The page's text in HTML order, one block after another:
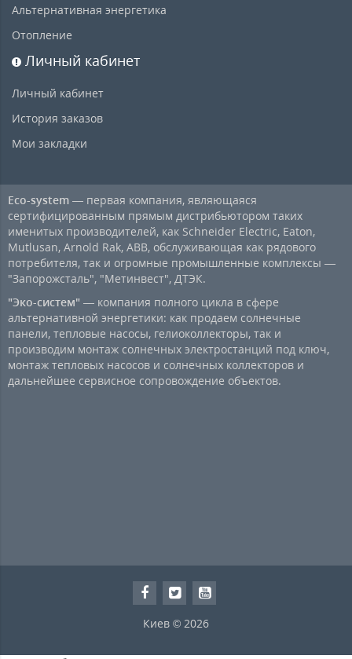
Альтернативная энергетика
Отопление
Личный кабинет
Личный кабинет
История заказов
Мои закладки
Eco-system — первая компания, являющаяся
сертифицированным прямым дистрибьютором таких
именитых производителей, как Schneider Electric, Eaton,
Mutlusan, Arnold Rak, ABB, обслуживающая как рядового
потребителя, так и огромные промышленные комплексы —
"Запорожсталь", "Метинвест", ДТЭК.
"Эко-систем" — компания полного цикла в сфере
альтернативной энергетики: как продаем солнечные
панели, тепловые насосы, гелиоколлекторы, так и
производим монтаж солнечных электростанций под ключ,
монтаж тепловых насосов и солнечных коллекторов и
дальнейшее сервисное сопровождение объектов.
Киев © 2026